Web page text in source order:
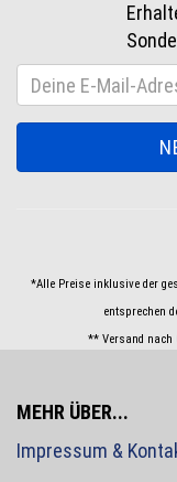
*Alle Preise inklusive der
entsprechen
** Versand nach
MEHR ÜBER...
Impressum &